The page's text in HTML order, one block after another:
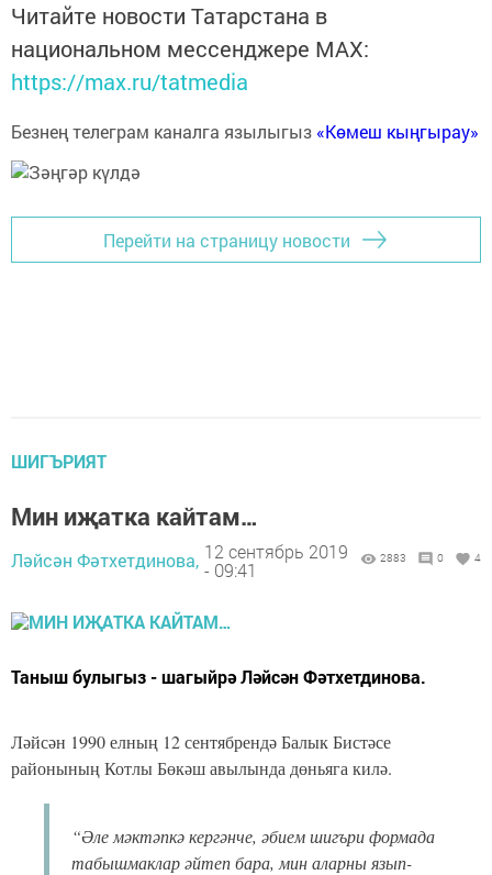
Читайте новости Татарстана в
национальном мессенджере MАХ:
https://max.ru/tatmedia
Безнең телеграм каналга язылыгыз «Көмеш кыңгырау»
Перейти на страницу новости
ШИГЪРИЯТ
Мин иҗатка кайтам…
Ләйсән Фәтхетдинова, 12 сентябрь 2019
- 09:41
2883 0 4
Таныш булыгыз - шагыйрә Ләйсән Фәтхетдинова.
Ләйсән 1990 елның 12 сентябрендә Балык Бистәсе
районының Котлы Бөкәш авылында дөньяга килә.
“Әле мәктәпкә кергәнче, әбием шигъри формада
табышмаклар әйтеп бара, мин аларны язып-